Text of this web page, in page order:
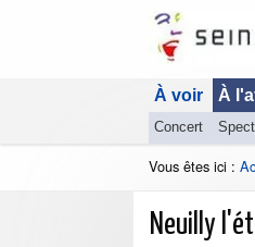
À voir À
Concert
Vous êtes ici :
Neuilly